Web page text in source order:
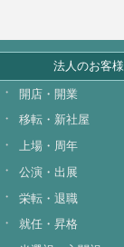
法人のお客様
開店・開業
移転・新社屋
上場・周年
公演・出展
栄転・退職
就任・昇格